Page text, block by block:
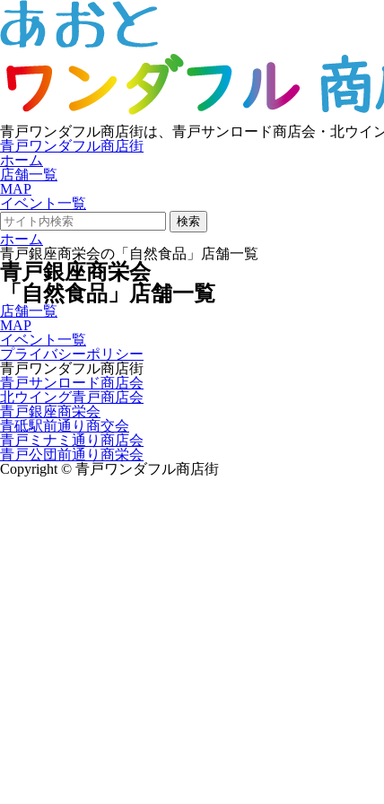
青戸ワンダフル商店街は、青戸サンロード商店会・北ウ
青戸ワンダフル商店街
ホーム
店舗一覧
MAP
イベント一覧
検索
ホーム
青戸銀座商栄会の「自然食品」店舗一覧
青戸銀座商栄会
「自然食品」店舗一覧
店舗一覧
MAP
イベント一覧
プライバシーポリシー
青戸ワンダフル商店街
青戸サンロード商店会
北ウイング青戸商店会
青戸銀座商栄会
青砥駅前通り商交会
青戸ミナミ通り商店会
青戸公団前通り商栄会
Copyright © 青戸ワンダフル商店街